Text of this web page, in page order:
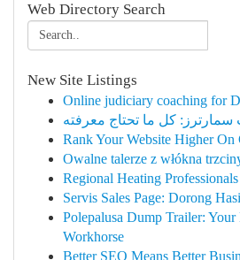
Web Directory Search
New Site Listings
Online judiciary coaching for
كل ما تحتاج معرفته
Rank Your Website Higher On
Owalne talerze z włókna
Regional Heating
Servis Sales Page: Dorong
Polepalusa Dump Trailer:
Workhorse
Better SEO Means Better